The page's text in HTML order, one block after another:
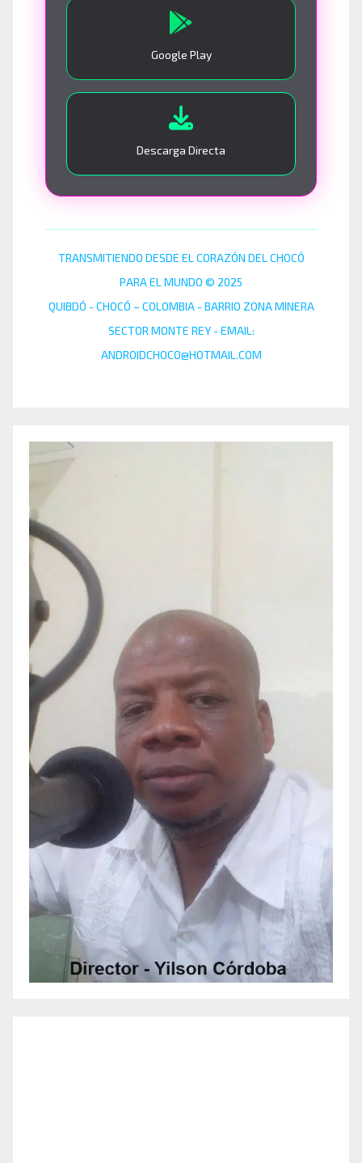
Google Play
Descarga Directa
TRANSMITIENDO DESDE EL CORAZÓN DEL CHOCÓ
PARA EL MUNDO © 2025
QUIBDÓ - CHOCÓ – COLOMBIA - BARRIO ZONA MINERA
SECTOR MONTE REY - EMAIL:
ANDROIDCHOCO@HOTMAIL.COM